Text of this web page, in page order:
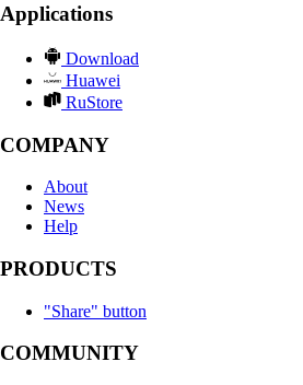
Applications
Download
Huawei
RuStore
COMPANY
About
News
Help
PRODUCTS
"Share" button
COMMUNITY